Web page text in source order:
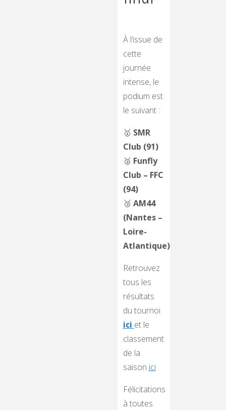
À l’issue de
cette
journée
intense, le
podium est
le suivant :
🥇 SMR
Club (91)
🥈 Funfly
Club – FFC
(94)
🥉 AM44
(Nantes –
Loire-
Atlantique)
Retrouvez
tous les
résultats
du tournoi
ici et le
classement
de la
saison ici
Félicitations
à toutes